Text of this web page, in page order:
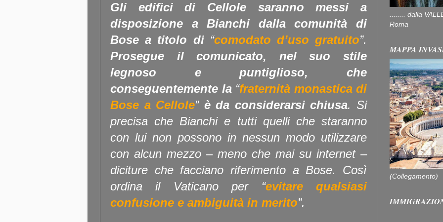
Gli edifici di Cellole saranno messi a
disposizione a Bianchi dalla comunità di
Bose a titolo di“comodato d’uso gratuito”.
Prosegue il comunicato, nel suo stile
legnoso e puntiglioso, che
conseguentemente la“fraternità monastica di
Bose a Cellole” è da considerarsi chiusa. Si
precisa che Bianchi e tutti quelli che staranno
con lui non possono in nessun modo utilizzare
con alcun mezzo – meno che mai su internet –
diciture che facciano riferimento a Bose. Così
ordina il Vaticano per“evitare qualsiasi
confusione e ambiguità in merito”.
........ dalla
Roma
MAPPA
(Collegamento)